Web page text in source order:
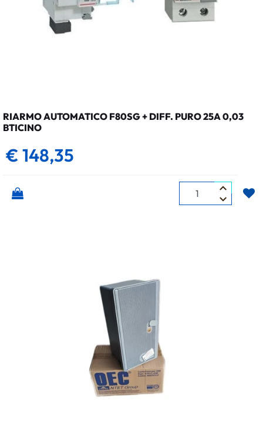
RIARMO AUTOMATICO F80SG + DIFF. PURO 25A 0,03
BTICINO
€ 148,35
Quantità